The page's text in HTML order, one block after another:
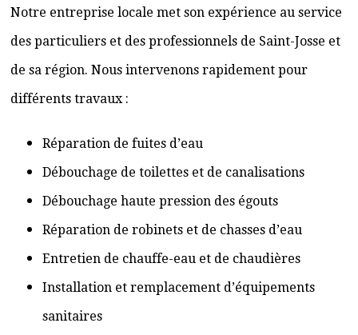
Notre entreprise locale met son expérience au service
des particuliers et des professionnels de Saint-Josse et
de sa région. Nous intervenons rapidement pour
différents travaux :
Réparation de fuites d’eau
Débouchage de toilettes et de canalisations
Débouchage haute pression des égouts
Réparation de robinets et de chasses d’eau
Entretien de chauffe-eau et de chaudières
Installation et remplacement d’équipements
sanitaires